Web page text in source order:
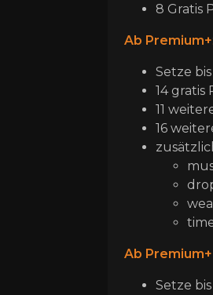
8 Gratis
Ab Premium+
Setze
14 gratis
11
16
Ab
Setze